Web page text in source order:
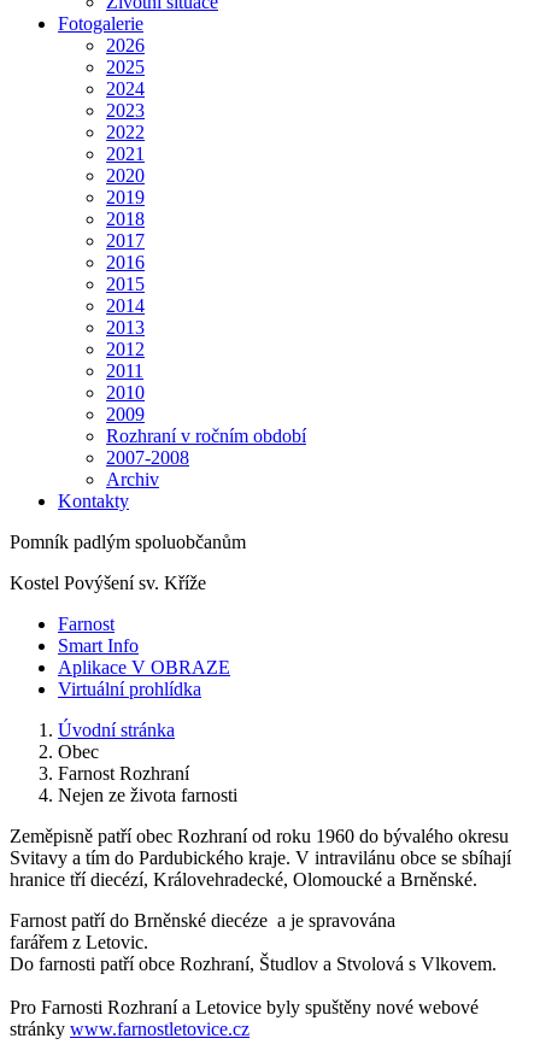
Fotogalerie
2026
2025
2024
2023
2022
2021
2020
2019
2018
2017
2016
2015
2014
2013
2012
2011
2010
2009
Rozhraní v ročním období
2007-2008
Archiv
Kontakty
Pomník padlým spoluobčanům
Kostel Povýšení sv. Kříže
Farnost
Smart Info
Aplikace V OBRAZE
Virtuální prohlídka
Úvodní stránka
Obec
Farnost Rozhraní
Nejen ze života farnosti
Zeměpisně patří obec Rozhraní od roku 1960 do bývalého okresu
Svitavy a tím do Pardubického kraje. V intravilánu obce se sbíhají
hranice tří diecézí, Královehradecké, Olomoucké a Brněnské.
Farnost patří do Brněnské diecéze a je spravována
farářem z Letovic.
Do farnosti patří obce Rozhraní, Študlov a Stvolová s Vlkovem.
Pro Farnosti Rozhraní a Letovice byly spuštěny nové webové
stránky www.farnostletovice.cz